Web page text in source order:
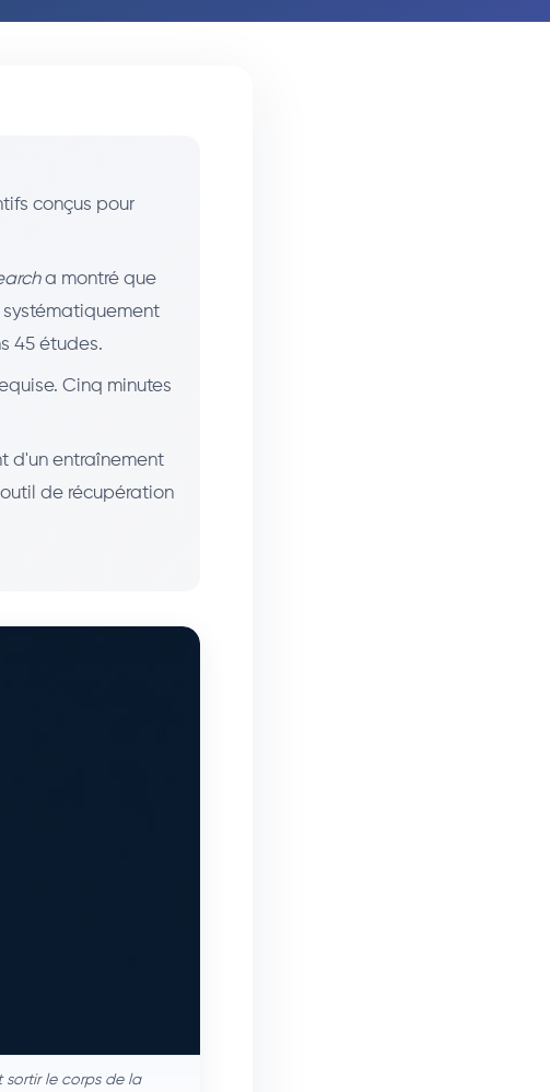
conçus pour
a montré que
45 études.
Cinq minutes
d'un entraînement
de récupération
le corps de la